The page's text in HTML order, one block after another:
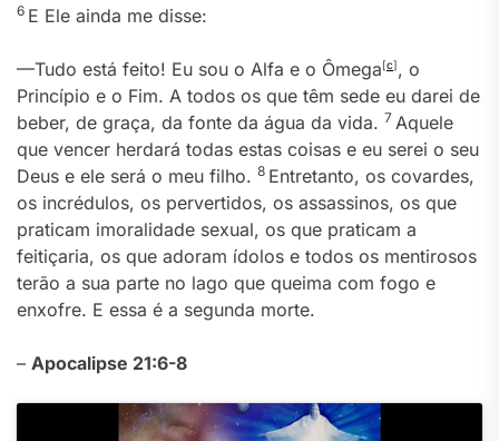
6 E Ele ainda me disse:
—Tudo está feito! Eu sou o Alfa e o Ômega[c], o
Princípio e o Fim. A todos os que têm sede eu darei de
beber, de graça, da fonte da água da vida. 7 Aquele
que vencer herdará todas estas coisas e eu serei o seu
Deus e ele será o meu filho. 8 Entretanto, os covardes,
os incrédulos, os pervertidos, os assassinos, os que
praticam imoralidade sexual, os que praticam a
feitiçaria, os que adoram ídolos e todos os mentirosos
terão a sua parte no lago que queima com fogo e
enxofre. E essa é a segunda morte.
– Apocalipse 21:6-8